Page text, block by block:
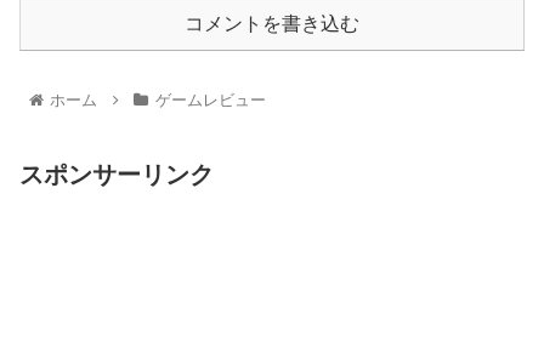
コメントを書き込む
ホーム ゲームレビュー
スポンサーリンク